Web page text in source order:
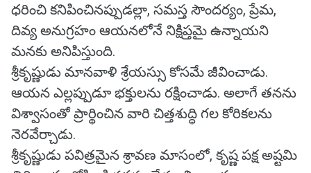
ధరించి కనిపించినప్పుడల్లా, సమస్త సౌందర్యం, ప్రేమ,
దివ్య అనుగ్రహం ఆయనలోనే నిక్షిప్తమై ఉన్నాయని
మనకు అనిపిస్తుంది.
శ్రీకృష్ణుడు మానవాళి శ్రేయస్సు కోసమే జీవించాడు.
ఆయన ఎల్లప్పుడూ భక్తులను రక్షించాడు. అలాగే తనను
విశ్వాసంతో ప్రార్థించిన వారి చిత్తశుద్ధి గల కోరికలను
నెరవేర్చాడు.
శ్రీకృష్ణుడు పవిత్రమైన శ్రావణ మాసంలో, కృష్ణ పక్ష అష్టమి